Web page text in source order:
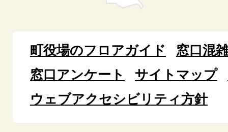
町役場のフロアガイド
窓口混
窓口アンケート
サイトマップ
ウェブアクセシビリティ方針